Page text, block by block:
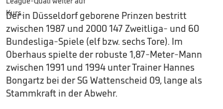
Der in Düsseldorf geborene Prinzen bestritt
zwischen 1987 und 2000 147 Zweitliga- und 60
Bundesliga-Spiele (elf bzw. sechs Tore). Im
Oberhaus spielte der robuste 1,87-Meter-Mann
zwischen 1991 und 1994 unter Trainer Hannes
Bongartz bei der SG Wattenscheid 09, lange als
Stammkraft in der Abwehr.